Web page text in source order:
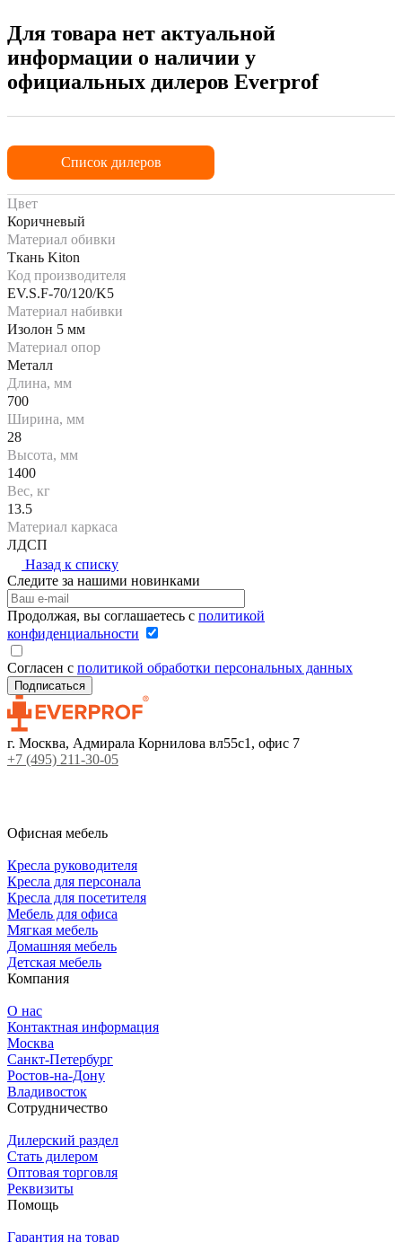
Для товара нет актуальной
информации о наличии у
официальных дилеров Everprof
Список дилеров
Цвет
Коричневый
Материал обивки
Ткань Kiton
Код производителя
EV.S.F-70/120/K5
Материал набивки
Изолон 5 мм
Материал опор
Металл
Длина, мм
700
Ширина, мм
28
Высота, мм
1400
Вес, кг
13.5
Материал каркаса
ЛДСП
Назад к списку
Следите за нашими новинками
Продолжая, вы соглашаетесь с политикой
конфиденциальности
Согласен с политикой обработки персональных данных
г. Москва, Адмирала Корнилова вл55с1, офис 7
+7 (495) 211-30-05
Офисная мебель
Кресла руководителя
Кресла для персонала
Кресла для посетителя
Мебель для офиса
Мягкая мебель
Домашняя мебель
Детская мебель
Компания
О нас
Контактная информация
Москва
Санкт-Петербург
Ростов-на-Дону
Владивосток
Сотрудничество
Дилерский раздел
Стать дилером
Оптовая торговля
Реквизиты
Помощь
Гарантия на товар